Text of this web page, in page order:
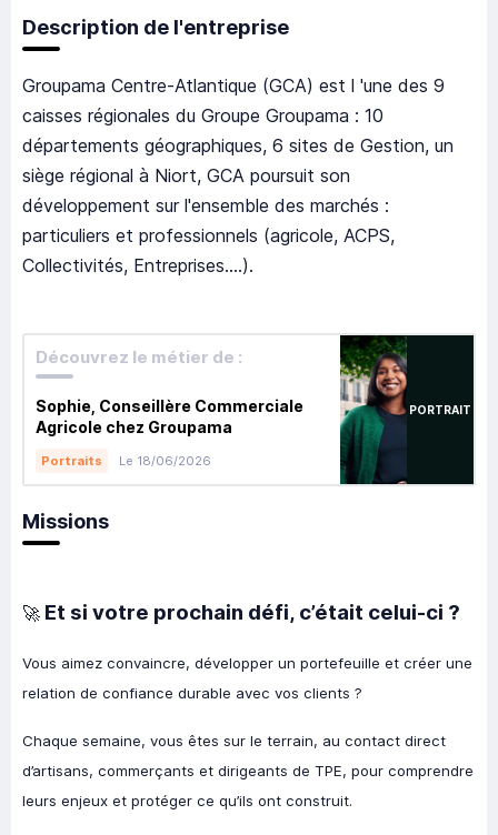
Description de l'entreprise
Groupama Centre-Atlantique (GCA) est l 'une des 9
caisses régionales du Groupe Groupama : 10
départements géographiques, 6 sites de Gestion, un
siège régional à Niort, GCA poursuit son
développement sur l'ensemble des marchés :
particuliers et professionnels (agricole, ACPS,
Collectivités, Entreprises....).
Découvrez le métier de :
Sophie, Conseillère Commerciale
Agricole chez Groupama
Portraits Le 18/06/2026
PORTRAIT
Missions
🚀 Et si votre prochain défi, c’était celui-ci ?
Vous aimez convaincre, développer un portefeuille et créer une
relation de confiance durable avec vos clients ?
Chaque semaine, vous êtes sur le terrain, au contact direct
d’artisans, commerçants et dirigeants de TPE, pour comprendre
leurs enjeux et protéger ce qu’ils ont construit.